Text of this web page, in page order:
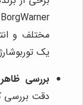
مختلف و
یک
بررسی
دقت بررسی